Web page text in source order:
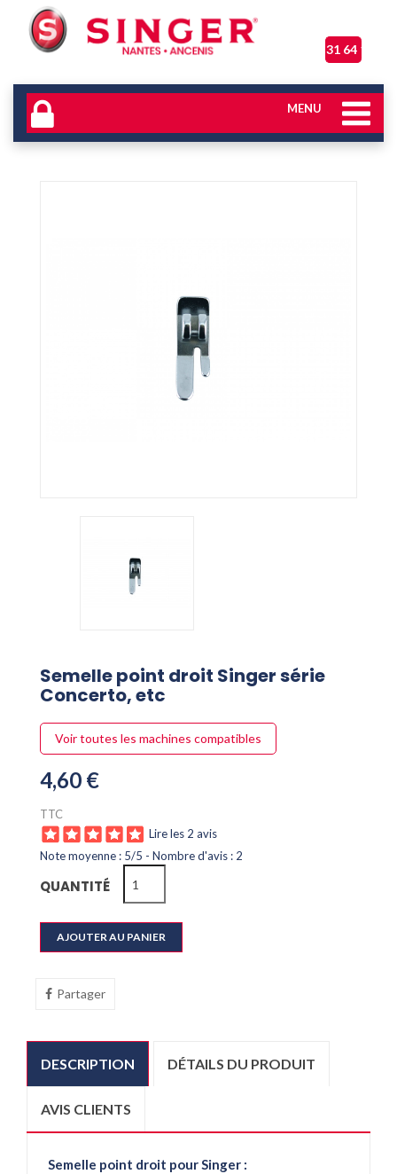
06 31 64 17 04
MENU
Semelle point droit Singer série
Concerto, etc
Voir toutes les machines compatibles
4,60 €
TTC
Lire les 2 avis
Note moyenne : 5/5 - Nombre d'avis : 2
QUANTITÉ
AJOUTER AU PANIER
Partager
DESCRIPTION DÉTAILS DU PRODUIT
AVIS CLIENTS
Semelle point droit pour Singer :